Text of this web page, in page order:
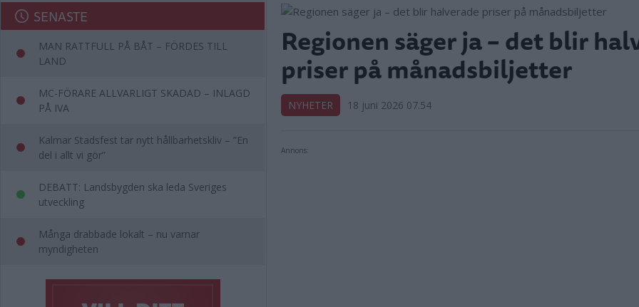
SENASTE
MAN RATTFULL PÅ BÅT – FÖRDES TILL
LAND
MC-FÖRARE ALLVARLIGT SKADAD – INLAGD
PÅ IVA
Kalmar Stadsfest tar nytt hållbarhetskliv – ”En
del i allt vi gör”
DEBATT: Landsbygden ska leda Sveriges
utveckling
Många drabbade lokalt – nu varnar
myndigheten
Regionen säger ja – det blir
priser på månadsbiljetter
NYHETER 18 juni 2026 07.54
Annons: